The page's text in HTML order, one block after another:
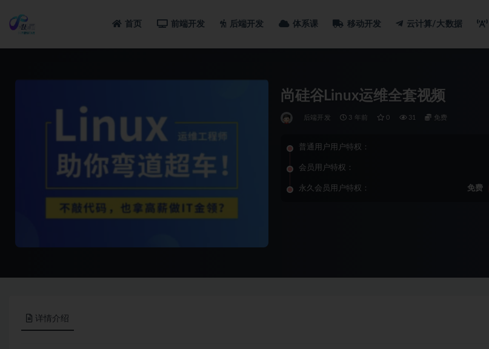
首页 前端开发 后端开发 体系课 移动开发 云计算/大数据
尚硅谷Linux运维全套视频
后端开发 3 年前 0 31 免费
普通用户用户特权：
会员用户特权：
永久会员用户特权： 免费
详情介绍